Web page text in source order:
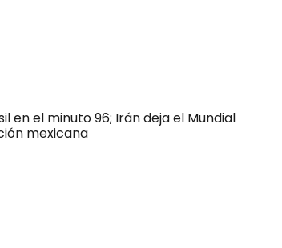
en el minuto 96; Irán deja el Mundial
mexicana